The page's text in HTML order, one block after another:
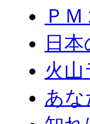
Ｐ
日
火
あ